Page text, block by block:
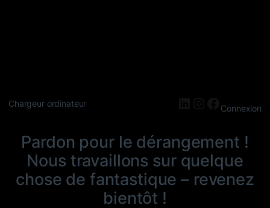
Chargeur ordinateur LinkedIn
Instagram
Connexion
Pardon pour le dérangement !
Nous travaillons sur quelque
chose de fantastique – revenez
bientôt !